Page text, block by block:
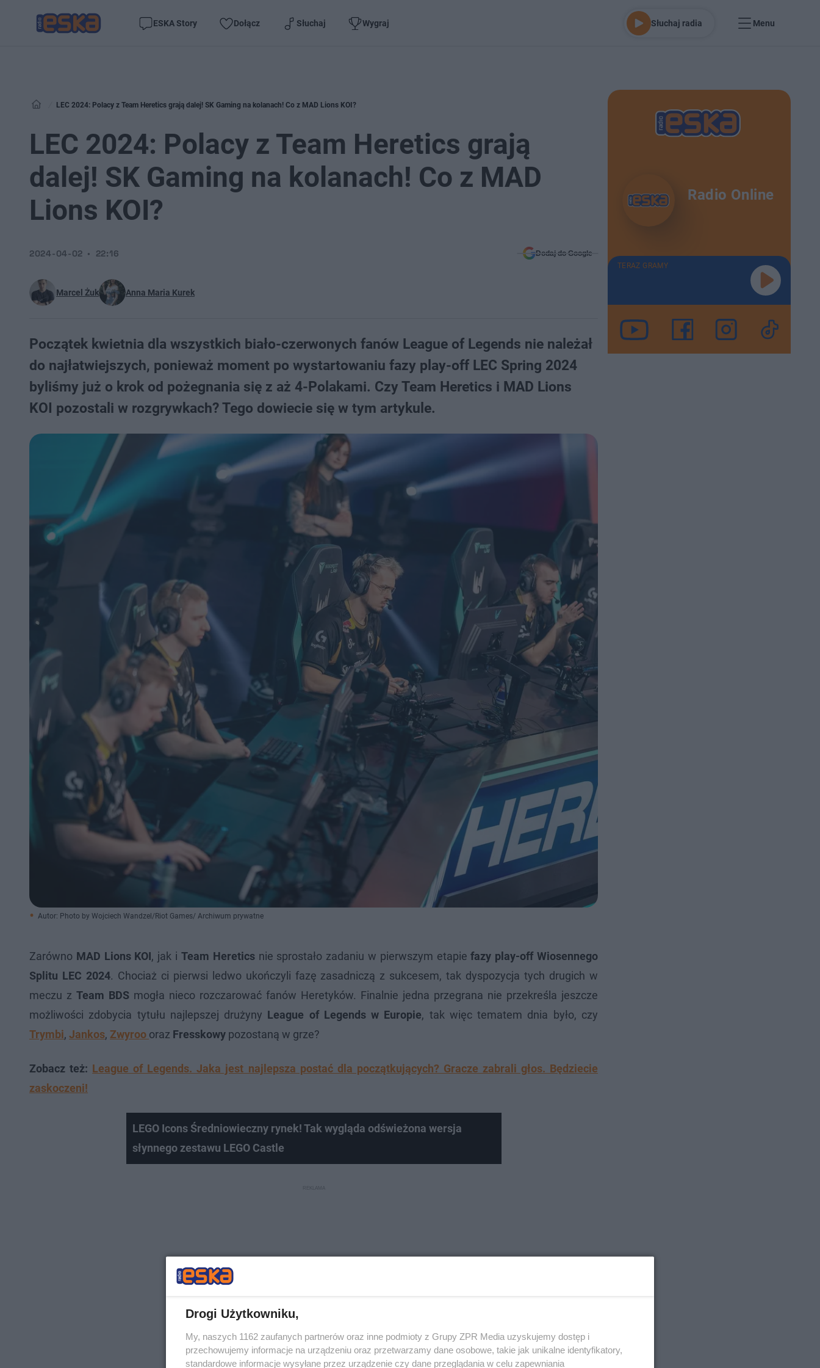
ESKA Story Dołącz Słuchaj Wygraj Słuchaj radia Menu
LEC 2024: Polacy z Team Heretics grają dalej! SK Gaming na kolanach! Co z MAD Lions KOI?
LEC 2024: Polacy z Team Heretics grają
dalej! SK Gaming na kolanach! Co z MAD
Lions KOI?
Marcel Żuk Anna Maria Kurek
2024-04-02 22:16 Dodaj do Google
Początek kwietnia dla wszystkich biało-czerwonych fanów League of Legends nie należał
do najłatwiejszych, ponieważ moment po wystartowaniu fazy play-off LEC Spring 2024
byliśmy już o krok od pożegnania się z aż 4-Polakami. Czy Team Heretics i MAD Lions
KOI pozostali w rozgrywkach? Tego dowiecie się w tym artykule.
Autor: Photo by Wojciech Wandzel/Riot Games/ Archiwum prywatne
Zarówno MAD Lions KOI, jak i Team Hereticsnie sprostało zadaniu w pierwszym etapiefazy play-off Wiosennego
Splitu LEC 2024. Chociaż ci pierwsi ledwo ukończyli fazę zasadniczą z sukcesem, tak dyspozycja tych drugich w
meczu z Team BDS mogła nieco rozczarować fanów Heretyków. Finalnie jedna przegrana nie przekreśla jeszcze
możliwości zdobycia tytułu najlepszej drużyny League of Legends w Europie, tak więc tematem dnia było, czy
Trymbi, Jankos, Zwyroo oraz Fresskowy pozostaną w grze?
Zobacz też: League of Legends. Jaka jest najlepsza postać dla początkujących? Gracze zabrali głos. Będziecie
zaskoczeni!
LEGO Icons Średniowieczny rynek! Tak wygląda odświeżona wersja
słynnego zestawu LEGO Castle
Radio Online
TERAZ GRAMY
Drogi Użytkowniku,
My, naszych 1162 zaufanych partnerów oraz inne podmioty z Grupy ZPR Media uzyskujemy dostęp i
przechowujemy informacje na urządzeniu oraz przetwarzamy dane osobowe, takie jak unikalne identyfikatory,
standardowe informacje wysyłane przez urządzenie czy dane przeglądania w celu zapewniania